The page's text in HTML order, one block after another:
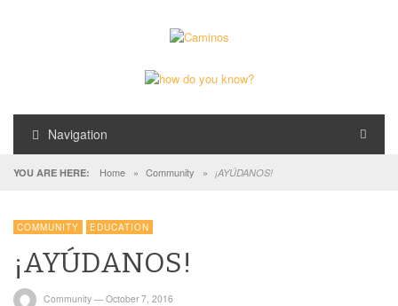
Navigation
YOU ARE HERE: Home » Community » ¡AYÚDANOS!
COMMUNITY EDUCATION
¡AYÚDANOS!
Community — October 7, 2016